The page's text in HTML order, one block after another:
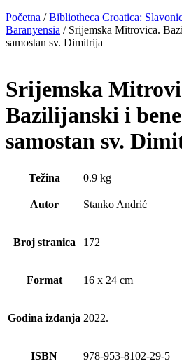
Početna /Bibliotheca Croatica:
Baranyensia / Srijemska Mitrovica.
samostan sv. Dimitrija
Srijemska
Bazilijanski i
samostan sv.
Težina 0.9 kg
Autor Stanko Andrić
Broj stranica 172
Format 16 x 24 cm
Godina izdanja 2022.
ISBN 978-953-8102-29-5